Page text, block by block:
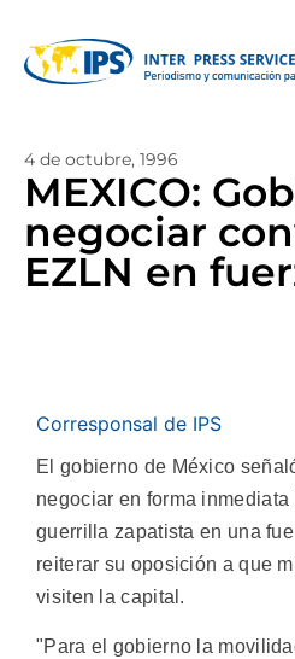
4 de octubre, 1996
MEXICO:
negociar
EZLN en
Corresponsal de IPS
El gobierno de México
negociar en forma
guerrilla zapatista en una
reiterar su oposición a que
visiten la capital.
"Para el gobierno la